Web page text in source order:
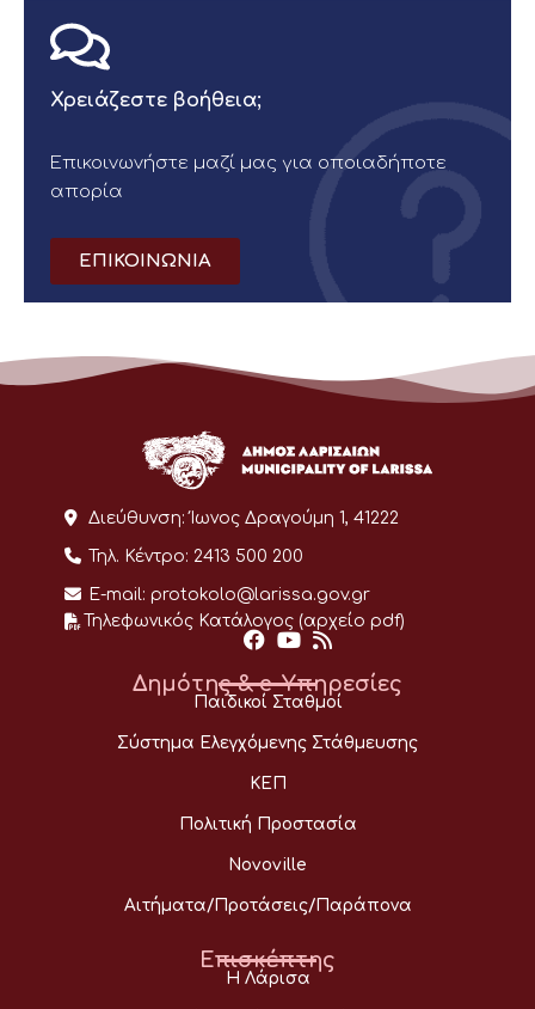
Χρειάζεστε βοήθεια;
Επικοινωνήστε μαζί μας για οποιαδήποτε
απορία
ΕΠΙΚΟΙΝΩΝΙΑ
Διεύθυνση: Ίωνος Δραγούμη 1, 41222
Τηλ. Κέντρο: 2413 500 200
E-mail: protokolo@larissa.gov.gr
Τηλεφωνικός Κατάλογος (αρχείο pdf)
Δημότης & e-Υπηρεσίες
Παιδικοί Σταθμοί
Σύστημα Ελεγχόμενης Στάθμευσης
ΚΕΠ
Πολιτική Προστασία
Novoville
Αιτήματα/Προτάσεις/Παράπονα
Επισκέπτης
Η Λάρισα